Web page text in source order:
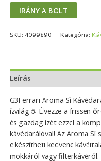
IRÁNY A BOLT
SKU: 4099890 Kategória:
Leírás
G3Ferrari Aroma Sì
ízvilág ☕ Élvezze a frissen
és gazdag ízét ezzel a
kávédarálóval! Az Aroma
elkészítheti kedvenc
mokkáról vagy